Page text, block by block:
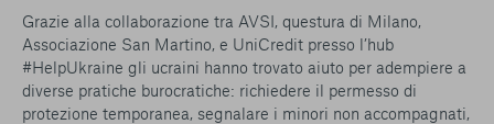
Grazie alla collaborazione tra AVSI, questura di Milano,
Associazione San Martino, e UniCredit presso l’hub
#HelpUkraine gli ucraini hanno trovato aiuto per adempiere a
diverse pratiche burocratiche: richiedere il permesso di
protezione temporanea, segnalare i minori non accompagnati,